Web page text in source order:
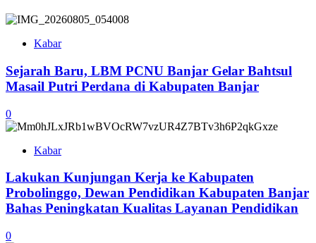
Kabar
Sejarah Baru, LBM PCNU Banjar Gelar Bahtsul
Masail Putri Perdana di Kabupaten Banjar
0
Kabar
Lakukan Kunjungan Kerja ke Kabupaten
Probolinggo, Dewan Pendidikan Kabupaten Banjar
Bahas Peningkatan Kualitas Layanan Pendidikan
0